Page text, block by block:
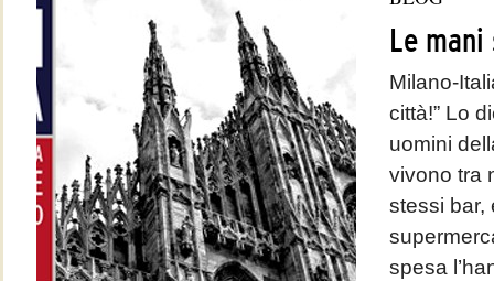
Le
Milano-
città!” Lo
uomini
vivono tra
stessi bar,
spesa